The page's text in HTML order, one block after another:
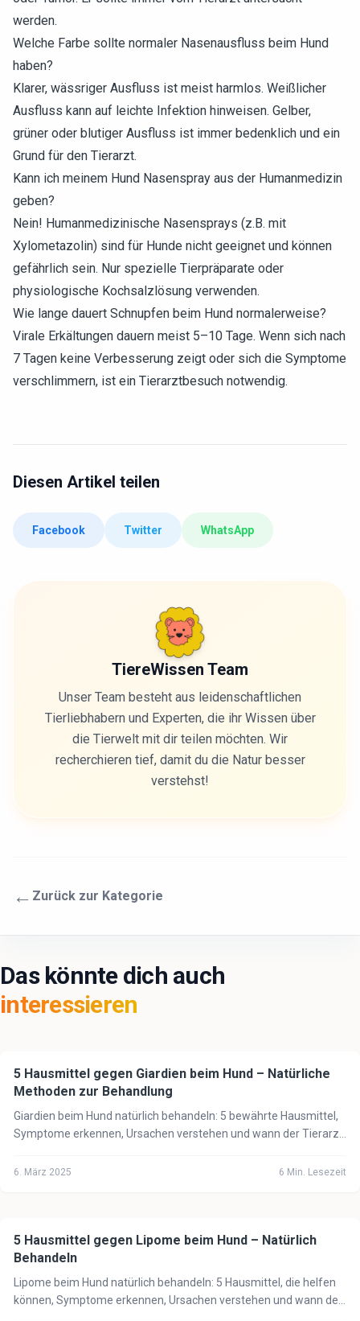
werden.
Welche Farbe sollte normaler Nasenausfluss beim Hund
haben?
Klarer, wässriger Ausfluss ist meist harmlos. Weißlicher
Ausfluss kann auf leichte Infektion hinweisen. Gelber,
grüner oder blutiger Ausfluss ist immer bedenklich und ein
Grund für den Tierarzt.
Kann ich meinem Hund Nasenspray aus der Humanmedizin
geben?
Nein! Humanmedizinische Nasensprays (z.B. mit
Xylometazolin) sind für Hunde nicht geeignet und können
gefährlich sein. Nur spezielle Tierpräparate oder
physiologische Kochsalzlösung verwenden.
Wie lange dauert Schnupfen beim Hund normalerweise?
Virale Erkältungen dauern meist 5–10 Tage. Wenn sich nach
7 Tagen keine Verbesserung zeigt oder sich die Symptome
verschlimmern, ist ein Tierarztbesuch notwendig.
Diesen Artikel teilen
Facebook Twitter WhatsApp
TiereWissen Team
Unser Team besteht aus leidenschaftlichen
Tierliebhabern und Experten, die ihr Wissen über
die Tierwelt mit dir teilen möchten. Wir
recherchieren tief, damit du die Natur besser
verstehst!
← Zurück zur Kategorie
Das könnte dich auch
interessieren
🐕 Hund
5 Hausmittel gegen Giardien beim Hund – Natürliche
Methoden zur Behandlung
Giardien beim Hund natürlich behandeln: 5 bewährte Hausmittel,
Symptome erkennen, Ursachen verstehen und wann der Tierarzt
6. März 2025 6 Min. Lesezeit
🐕 Hund
5 Hausmittel gegen Lipome beim Hund – Natürlich
Behandeln
Lipome beim Hund natürlich behandeln: 5 Hausmittel, die helfen
können, Symptome erkennen, Ursachen verstehen und wann der